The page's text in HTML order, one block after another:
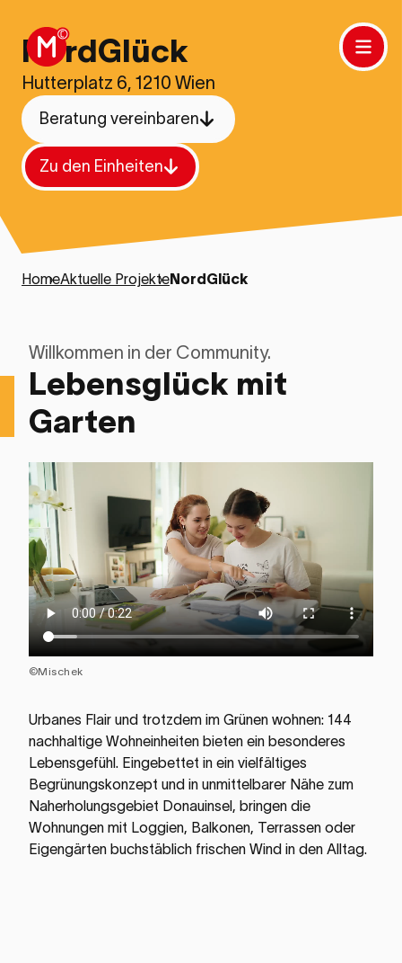
NordGlück
Hutterplatz 6, 1210 Wien
Beratung vereinbaren
Zu den Einheiten
Home
› Aktuelle Projekte
› NordGlück
Willkommen in der Community.
Lebensglück mit
Garten
©Mischek
Urbanes Flair und trotzdem im Grünen wohnen: 144
nachhaltige Wohneinheiten bieten ein besonderes
Lebensgefühl. Eingebettet in ein vielfältiges
Begrünungskonzept und in unmittelbarer Nähe zum
Naherholungsgebiet Donauinsel, bringen die
Wohnungen mit Loggien, Balkonen, Terrassen oder
Eigengärten buchstäblich frischen Wind in den Alltag.